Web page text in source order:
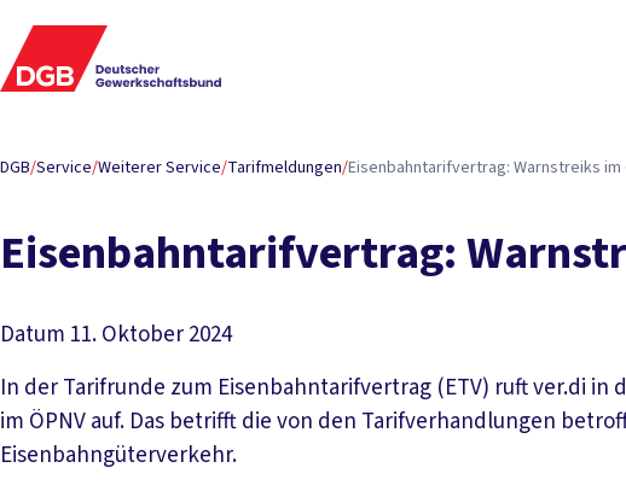
DGB/Service/Weiterer Service/Tarifmeldungen/Eisenbahntarifvertrag: Warnstreiks im
Eisenbahntarifvertrag:
Datum 11. Oktober 2024
In der Tarifrunde zum Eisenbahntarifvertrag (ETV) ruft ver.di in
im ÖPNV auf. Das betrifft die von den Tarifverhandlungen
Eisenbahngüterverkehr.